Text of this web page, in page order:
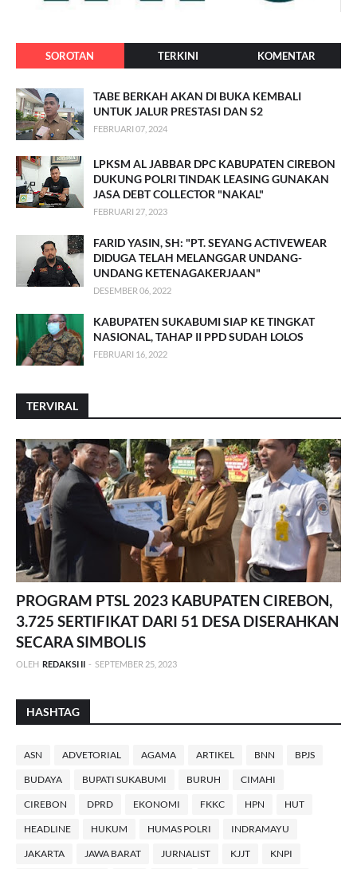
SOROTAN TERKINI KOMENTAR
TABE BERKAH AKAN DI BUKA KEMBALI
UNTUK JALUR PRESTASI DAN S2
FEBRUARI 07, 2024
LPKSM AL JABBAR DPC KABUPATEN CIREBON
DUKUNG POLRI TINDAK LEASING GUNAKAN
JASA DEBT COLLECTOR "NAKAL"
FEBRUARI 27, 2023
FARID YASIN, SH: "PT. SEYANG ACTIVEWEAR
DIDUGA TELAH MELANGGAR UNDANG-
UNDANG KETENAGAKERJAAN"
DESEMBER 06, 2022
KABUPATEN SUKABUMI SIAP KE TINGKAT
NASIONAL, TAHAP II PPD SUDAH LOLOS
FEBRUARI 16, 2022
TERVIRAL
PROGRAM PTSL 2023 KABUPATEN CIREBON,
3.725 SERTIFIKAT DARI 51 DESA DISERAHKAN
SECARA SIMBOLIS
OLEH REDAKSI II - SEPTEMBER 25, 2023
HASHTAG
ASN ADVETORIAL AGAMA ARTIKEL BNN BPJS
BUDAYA BUPATI SUKABUMI BURUH CIMAHI
CIREBON DPRD EKONOMI FKKC HPN HUT
HEADLINE HUKUM HUMAS POLRI INDRAMAYU
JAKARTA JAWA BARAT JURNALIST KJJT KNPI